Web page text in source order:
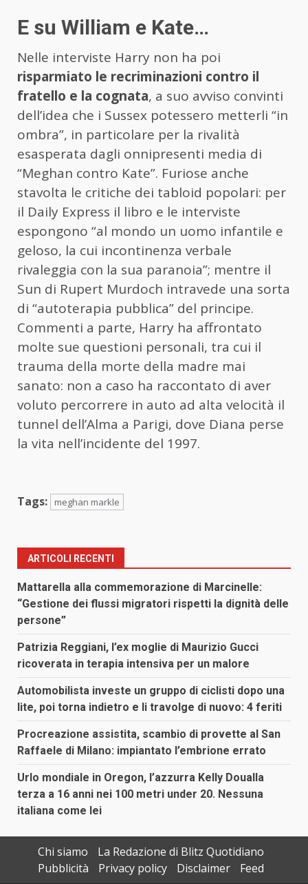
E su William e Kate…
Nelle interviste Harry non ha poi
risparmiato le recriminazioni contro il
fratello e la cognata, a suo avviso convinti
dell’idea che i Sussex potessero metterli “in
ombra”, in particolare per la rivalità
esasperata dagli onnipresenti media di
“Meghan contro Kate”. Furiose anche
stavolta le critiche dei tabloid popolari: per
il Daily Express il libro e le interviste
espongono “al mondo un uomo infantile e
geloso, la cui incontinenza verbale
rivaleggia con la sua paranoia”; mentre il
Sun di Rupert Murdoch intravede una sorta
di “autoterapia pubblica” del principe.
Commenti a parte, Harry ha affrontato
molte sue questioni personali, tra cui il
trauma della morte della madre mai
sanato: non a caso ha raccontato di aver
voluto percorrere in auto ad alta velocità il
tunnel dell’Alma a Parigi, dove Diana perse
la vita nell’incidente del 1997.
Tags: meghan markle
ARTICOLI RECENTI
Mattarella alla commemorazione di Marcinelle:
“Gestione dei flussi migratori rispetti la dignità delle
persone”
Patrizia Reggiani, l’ex moglie di Maurizio Gucci
ricoverata in terapia intensiva per un malore
Automobilista investe un gruppo di ciclisti dopo una
lite, poi torna indietro e li travolge di nuovo: 4 feriti
Procreazione assistita, scambio di provette al San
Raffaele di Milano: impiantato l’embrione errato
Urlo mondiale in Oregon, l’azzurra Kelly Doualla
terza a 16 anni nei 100 metri under 20. Nessuna
italiana come lei
Chi siamo
La Redazione di Blitz Quotidiano
Pubblicità
Privacy policy Disclaimer Feed